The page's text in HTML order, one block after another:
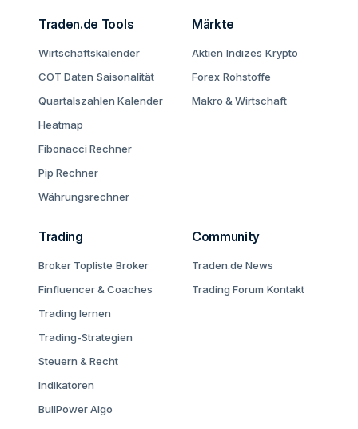
Traden.de Tools
Wirtschaftskalender
COT Daten Saisonalität
Quartalszahlen Kalender
Heatmap
Fibonacci Rechner
Pip Rechner
Währungsrechner
Märkte
Aktien Indizes Krypto
Forex Rohstoffe
Makro & Wirtschaft
Trading
Broker Topliste Broker
Finfluencer & Coaches
Trading lernen
Trading-Strategien
Steuern & Recht
Indikatoren
BullPower Algo
Community
Traden.de News
Trading Forum Kontakt